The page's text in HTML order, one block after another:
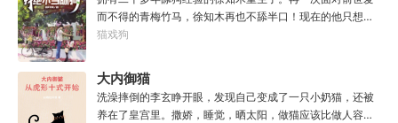
量越多，基础增幅越强。【序列-圣耀】：抗性巨量提升，获
得全新序列力量【神圣力】。....我，叶铭秋，没有开挂，只
是天赋异禀！
而不得的青梅竹马，徐知木再也不舔半口！现在的他只想赚
点钱，去寻找自己真正的宝藏女孩，可是……“知木你最近怎
木，我的电脑又坏了，你再来帮我修修好不好。”“知木，我
想你了，给我一次机会好不好……”凌晨十二点收到信息的徐
知木陷入沉思。姑娘，怎么你成舔狗了？
猫戏狗
大内御猫
洗澡摔倒的李玄睁开眼，发现自己变成了一只小奶猫，还被
养在了皇宫里。撒娇，睡觉，晒太阳，做猫应该比做人容易